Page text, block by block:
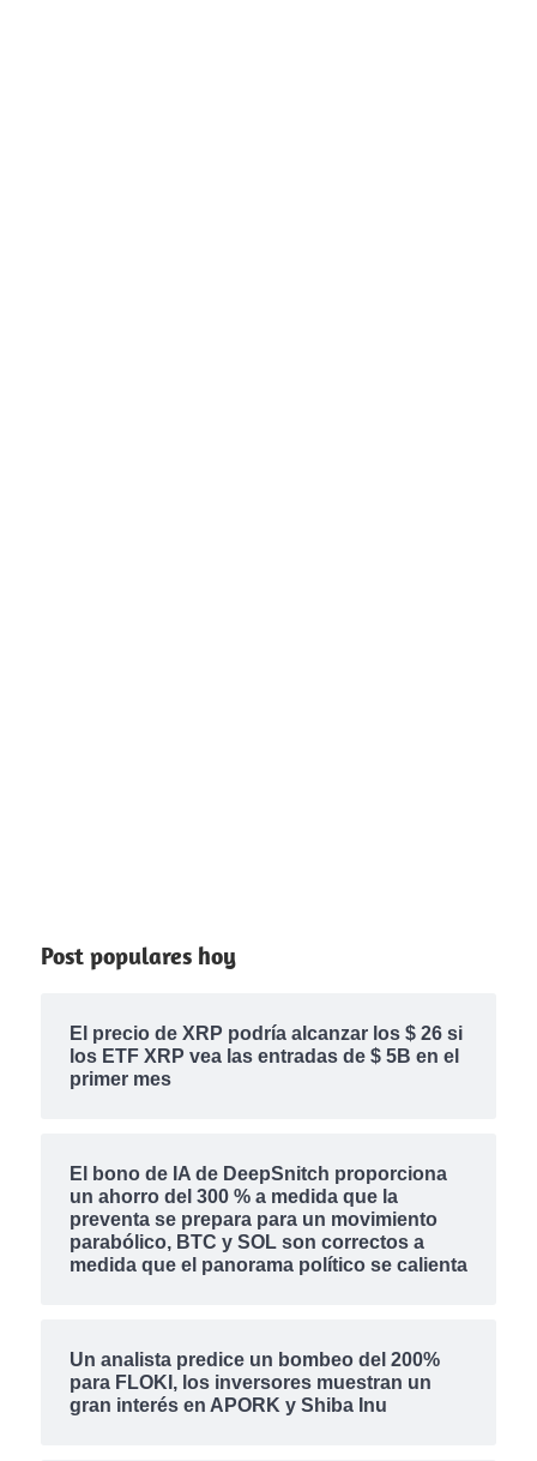
Post populares hoy
El precio de XRP podría alcanzar los $ 26 si
los ETF XRP vea las entradas de $ 5B en el
primer mes
El bono de IA de DeepSnitch proporciona
un ahorro del 300 % a medida que la
preventa se prepara para un movimiento
parabólico, BTC y SOL son correctos a
medida que el panorama político se calienta
Un analista predice un bombeo del 200%
para FLOKI, los inversores muestran un
gran interés en APORK y Shiba Inu